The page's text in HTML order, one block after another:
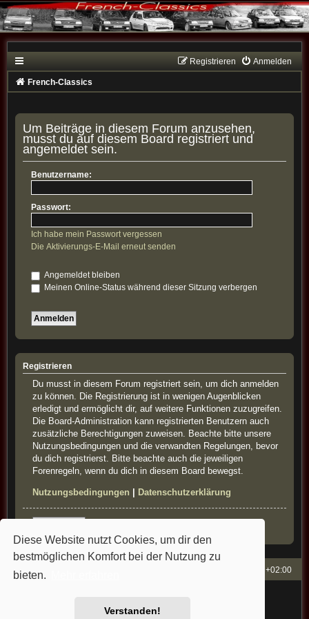
Diese Website nutzt Cookies, um dir den
bestmöglichen Komfort bei der Nutzung zu
bieten.
Verstanden!
Anmelden
Registrieren
French-Classics
Um Beiträge in diesem Forum anzusehen,
musst du auf diesem Board registriert und
angemeldet sein.
Benutzername:
Passwort:
Ich habe mein Passwort vergessen
Die Aktivierungs-E-Mail erneut senden
Angemeldet bleiben
Meinen Online-Status während dieser Sitzung verbergen
Registrieren
Du musst in diesem Forum registriert sein, um dich anmelden
zu können. Die Registrierung ist in wenigen Augenblicken
erledigt und ermöglicht dir, auf weitere Funktionen zuzugreifen.
Die Board-Administration kann registrierten Benutzern auch
zusätzliche Berechtigungen zuweisen. Beachte bitte unsere
Nutzungsbedingungen und die verwandten Regelungen, bevor
du dich registrierst. Bitte beachte auch die jeweiligen
Forenregeln, wenn du dich in diesem Board bewegst.
Nutzungsbedingungen Datenschutzerklärung
French-Classics UTC+02:00
Deutsche Übersetzung durchphpBB.de